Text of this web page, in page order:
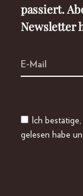
passiert.
Newsletter
Ich
gelesen habe